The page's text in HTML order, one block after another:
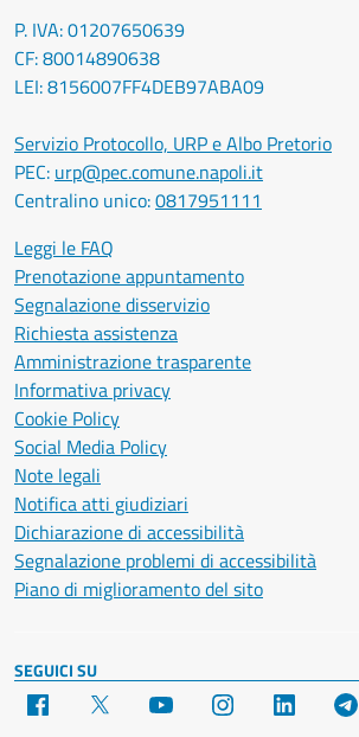
P. IVA: 01207650639
CF: 80014890638
LEI: 8156007FF4DEB97ABA09
Servizio Protocollo, URP e Albo Pretorio
PEC: urp@pec.comune.napoli.it
Centralino unico:0817951111
Leggi le FAQ
Prenotazione appuntamento
Segnalazione disservizio
Richiesta assistenza
Amministrazione trasparente
Informativa privacy
Cookie Policy
Social Media Policy
Note legali
Notifica atti giudiziari
Dichiarazione di accessibilità
Segnalazione problemi di accessibilità
Piano di miglioramento del sito
SEGUICI SU
Facebook YouTube Instagram LinkedIn